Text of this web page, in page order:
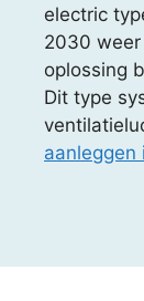
electric
2030 weer
oplossing
Dit type
aanleggen